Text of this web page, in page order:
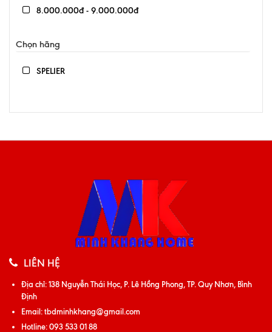
8.000.000đ - 9.000.000đ
Chọn hãng
SPELIER
LIÊN HỆ
Địa chỉ:138 Nguyễn Thái Học, P. Lê Hồng Phong, TP. Quy Nhơn, Bình
Định
Email:tbdminhkhang@gmail.com
Hotline:093 533 01 88